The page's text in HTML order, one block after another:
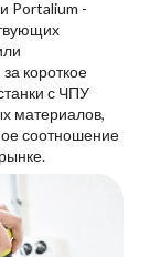
Portalium -
короткое
с ЧПУ
материалов,
соотношение